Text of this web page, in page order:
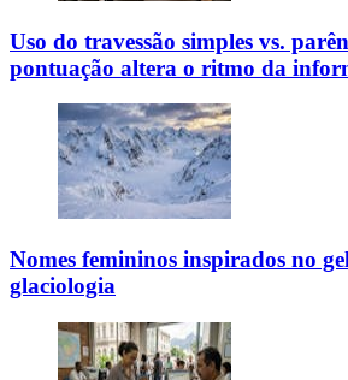
Uso do travessão simples vs.
pontuação altera o ritmo da
Nomes femininos inspirados no
glaciologia